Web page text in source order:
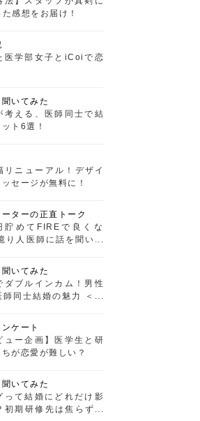
感想をお届け！
医学部女子とiCoiで恋
いてみた
考える、医師同士で結
ト6選！
ニューアル！デザイ
セージが無料に！
ターの正直トーク
貯めてFIREで良くな
り人医師に話を聞いて
いてみた
ダブルインカム！男性
師同士結婚の魅力 ＜経
ケート
ュー企画】医学生と研
が恋愛が難しい？
いてみた
って結婚にどれだけ影
初期研修先は焦らず選